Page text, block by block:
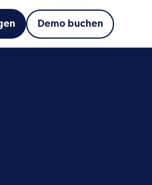
Demo buchen